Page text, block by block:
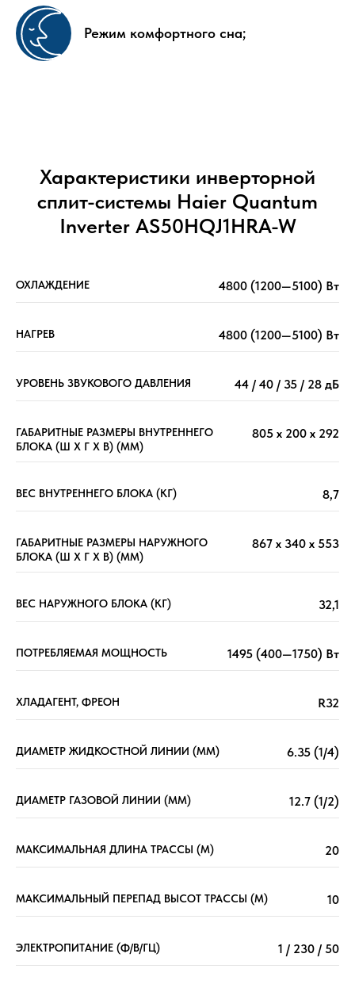
Режим комфортного сна;
Характеристики инверторной
сплит-системы Haier Quantum
Inverter AS50HQJ1HRA-W
ОХЛАЖДЕНИЕ 4800 (1200—5100) Вт
НАГРЕВ 4800 (1200—5100) Вт
УРОВЕНЬ ЗВУКОВОГО ДАВЛЕНИЯ 44 / 40 / 35 / 28 дБ
ГАБАРИТНЫЕ РАЗМЕРЫ ВНУТРЕННЕГО
БЛОКА (Ш X Г X В) (ММ)
805 x 200 x 292
ВЕС ВНУТРЕННЕГО БЛОКА (КГ) 8,7
ГАБАРИТНЫЕ РАЗМЕРЫ НАРУЖНОГО
БЛОКА (Ш X Г X В) (ММ)
867 x 340 x 553
ВЕС НАРУЖНОГО БЛОКА (КГ) 32,1
ПОТРЕБЛЯЕМАЯ МОЩНОСТЬ 1495 (400—1750) Вт
ХЛАДАГЕНТ, ФРЕОН R32
ДИАМЕТР ЖИДКОСТНОЙ ЛИНИИ (ММ) 6.35 (1/4)
ДИАМЕТР ГАЗОВОЙ ЛИНИИ (ММ) 12.7 (1/2)
МАКСИМАЛЬНАЯ ДЛИНА ТРАССЫ (М) 20
МАКСИМАЛЬНЫЙ ПЕРЕПАД ВЫСОТ ТРАССЫ (М) 10
ЭЛЕКТРОПИТАНИЕ (Ф/В/ГЦ) 1 / 230 / 50